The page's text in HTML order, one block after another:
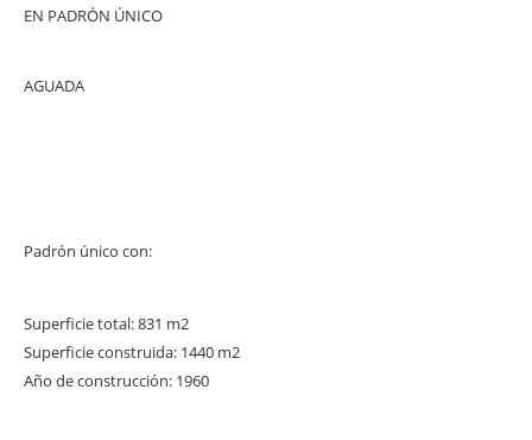
EN PADRÓN ÚNICO
AGUADA
Padrón único con:
Superficie total: 831 m2
Superficie construida: 1440 m2
Año de construcción: 1960